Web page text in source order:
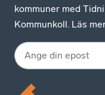
kommuner med
Kommunkoll. Läs